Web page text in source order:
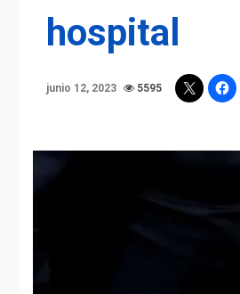
hospital
junio 12, 2023 5595